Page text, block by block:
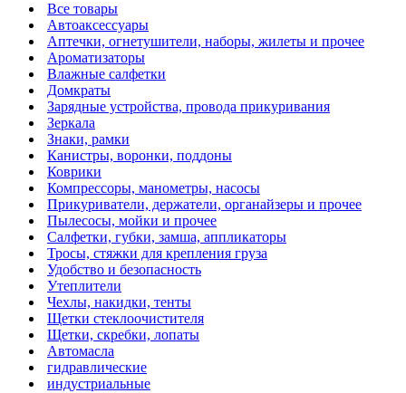
Все товары
Автоаксессуары
Аптечки, огнетушители, наборы, жилеты и прочее
Ароматизаторы
Влажные салфетки
Домкраты
Зарядные устройства, провода прикуривания
Зеркала
Знаки, рамки
Канистры, воронки, поддоны
Коврики
Компрессоры, манометры, насосы
Прикуриватели, держатели, органайзеры и прочее
Пылесосы, мойки и прочее
Салфетки, губки, замша, аппликаторы
Тросы, стяжки для крепления груза
Удобство и безопасность
Утеплители
Чехлы, накидки, тенты
Щетки стеклоочистителя
Щетки, скребки, лопаты
Автомасла
гидравлические
индустриальные